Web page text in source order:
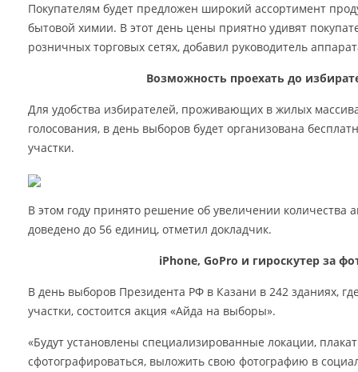
Покупателям будет предложен широкий ассортимент
бытовой химии. В этот день цены приятно удивят
розничных торговых сетях, добавил руководитель
Возможность проехать до
Для удобства избирателей, проживающих в жилых
голосования, в день выборов будет организована
участки.
В этом году принято решение об увеличении количества
доведено до 56 единиц, отметил докладчик.
iPhone, GoPro и гироскутер за
В день выборов Президента РФ в Казани в 242 зданиях,
участки, состоится акция «Айда на выборы».
«Будут установлены специализированные локации,
сфотографироваться, выложить свою фотографию в